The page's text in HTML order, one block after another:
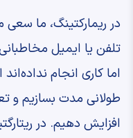
در ریمارکتینگ، ما سعی
تلفن یا ایمیل
اما کاری انجام
طولانی مدت بسازیم و
افزایش دهیم. در